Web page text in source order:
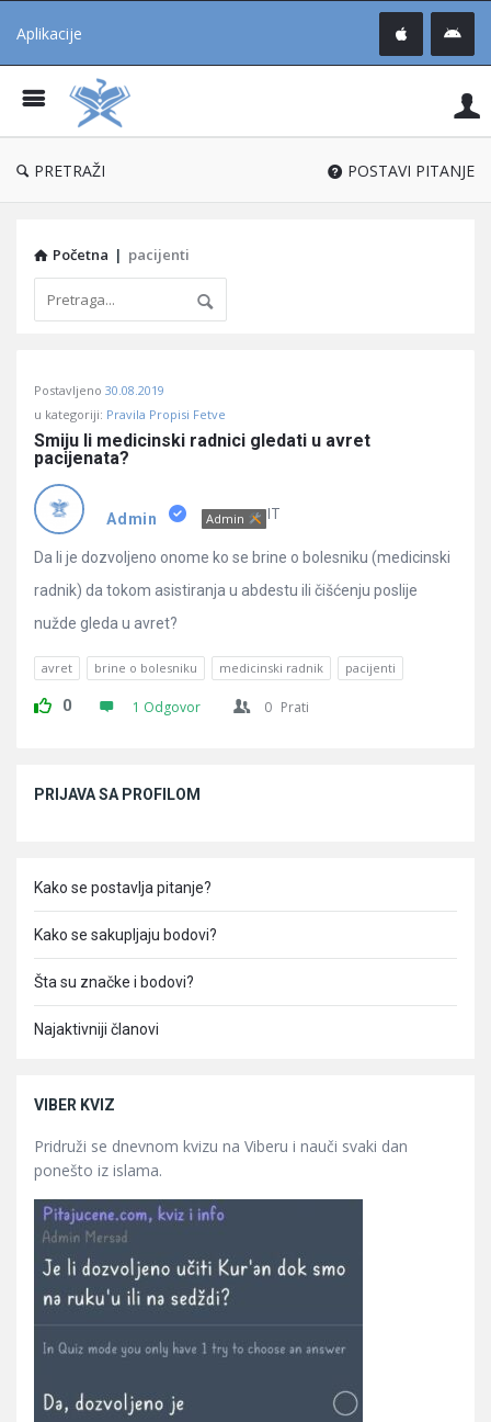
Aplikacije
®
PRETRAŽI POSTAVI PITANJE
Početna | pacijenti
Učene
Latest
Pitanja
Postavljeno 30.08.2019
u kategoriji: Pravila Propisi Fetve
Smiju li medicinski radnici gledati u avret
pacijenata?
Admin Admin IT
Da li je dozvoljeno onome ko se brine o bolesniku (medicinski
radnik) da tokom asistiranja u abdestu ili čišćenju poslije
nužde gleda u avret?
avret brine o bolesniku medicinski radnik pacijenti
0 1 Odgovor 0 Prati
PRIJAVA SA PROFILOM
Kako se postavlja pitanje?
Kako se sakupljaju bodovi?
Šta su značke i bodovi?
Najaktivniji članovi
VIBER KVIZ
Pridruži se dnevnom kvizu na Viberu i nauči svaki dan
ponešto iz islama.